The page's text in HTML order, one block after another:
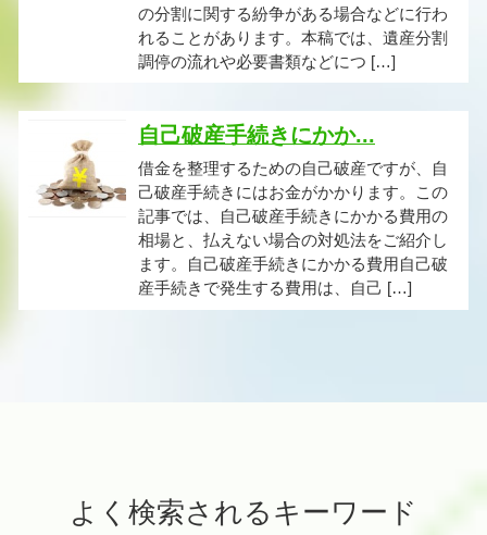
の分割に関する紛争がある場合などに行わ
れることがあります。本稿では、遺産分割
調停の流れや必要書類などにつ […]
自己破産手続きにかか...
借金を整理するための自己破産ですが、自
己破産手続きにはお金がかかります。この
記事では、自己破産手続きにかかる費用の
相場と、払えない場合の対処法をご紹介し
ます。自己破産手続きにかかる費用自己破
産手続きで発生する費用は、自己 […]
よく検索されるキーワード